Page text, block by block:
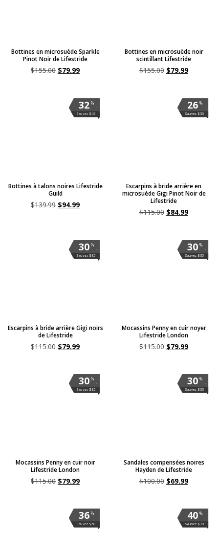
Bottines en microsuède Sparkle
Pinot Noir de Lifestride
$155.00 $79.99
Bottines en microsuède noir
scintillant Lifestride
$155.00 $79.99
%
.
32
Sauvez $45
Bottines à talons noires Lifestride
Guild
$139.99 $94.99
%
.
26
Sauvez $30
Escarpins à bride arrière en
microsuède Gigi Pinot Noir de
Lifestride
$115.00 $84.99
%
.
30
Sauvez $35
Escarpins à bride arrière Gigi noirs
de Lifestride
$115.00 $79.99
%
.
30
Sauvez $35
Mocassins Penny en cuir noyer
Lifestride London
$115.00 $79.99
%
.
30
Sauvez $35
Mocassins Penny en cuir noir
Lifestride London
$115.00 $79.99
%
.
30
Sauvez $30
Sandales compensées noires
Hayden de Lifestride
$100.00 $69.99
%
.
36
Sauvez $50
%
.
40
Sauvez $70